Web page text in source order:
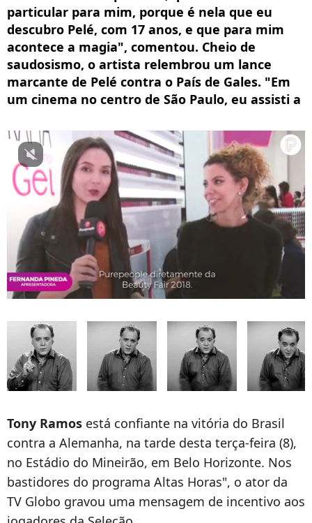
particular para mim, porque é nela que eu
descubro Pelé, com 17 anos, e que para mim
acontece a magia", comentou. Cheio de
saudosismo, o artista relembrou um lance
marcante de Pelé contra o País de Gales. "Em
um cinema no centro de São Paulo, eu assisti a
Tony Ramos está confiante na vitória do Brasil
contra a Alemanha, na tarde desta terça-feira (8),
no Estádio do Mineirão, em Belo Horizonte. Nos
bastidores do programa Altas Horas", o ator da
TV Globo gravou uma mensagem de incentivo aos